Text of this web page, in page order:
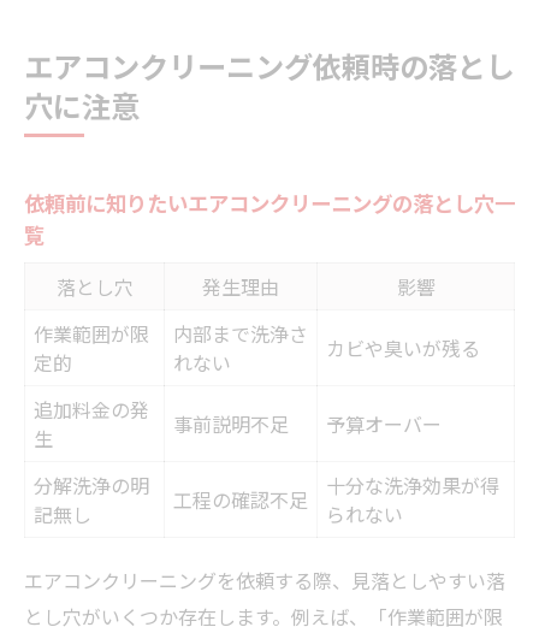
トラブル回避へ見積もり時の注意事項とは
口コミで見抜くエアコンクリーニングの落
越谷市で知っておきたいクリーニングの基本
ス比較表
特徴
グの基礎知識
解説
依頼時に役立つエアコンクリーニング用語
まとめ
自分で行うエアコンクリーニングのリスクとは
エアコンクリーニング依頼時の落とし
穴に注意
依頼前に知りたいエアコンクリーニングの落とし穴一
覧
落とし穴 発生理由
影響
作業範囲が限
定的
内部まで洗浄さ
れない
カビや臭いが残る
追加料金の発
生
事前説明不足 予算オーバー
分解洗浄の明
記無し
工程の確認不足
十分な洗浄効果が得
られない
エアコンクリーニングを依頼する際、見落としやすい落
とし穴がいくつか存在します。例えば、「作業範囲が限